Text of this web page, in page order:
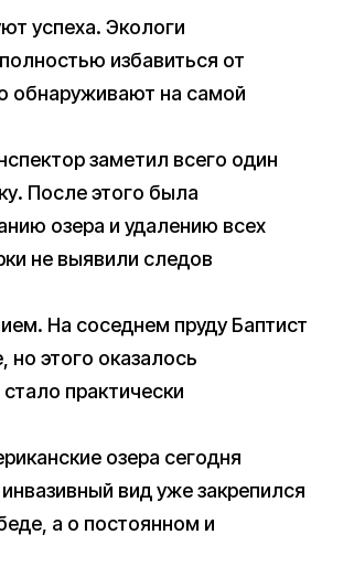
успеха. Экологи
избавиться от
обнаруживают на самой
заметил всего один
После этого была
озера и удалению всех
не выявили следов
На соседнем пруду Баптист
но этого оказалось
практически
озера сегодня
вид уже закрепился
а о постоянном и